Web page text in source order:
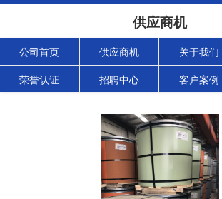
供应商机
公司首页 供应商机 关于我们
荣誉认证 招聘中心 客户案例